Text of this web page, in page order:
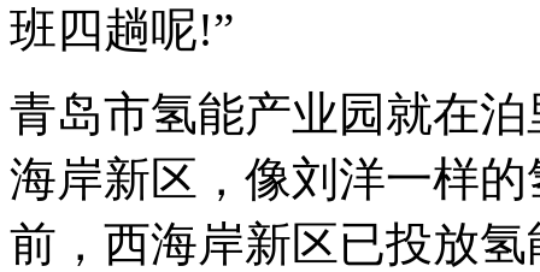
班四趟呢!”
青岛市氢能产业园就在
海岸新区，像刘洋一样
前，西海岸新区已投放